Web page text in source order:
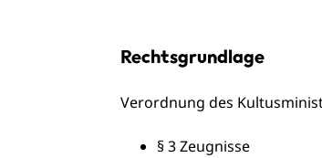
Rechtsgrundlage
Verordnung des
§ 3 Zeugnisse